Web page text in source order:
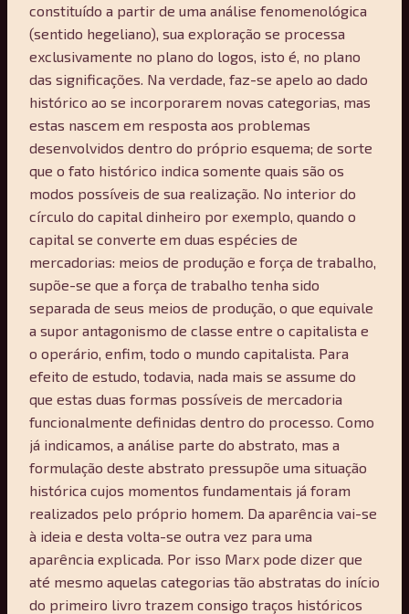
constituído a partir de uma análise fenomenológica
(sentido hegeliano), sua exploração se processa
exclusivamente no plano do logos, isto é, no plano
das significações. Na verdade, faz-se apelo ao dado
histórico ao se incorporarem novas categorias, mas
estas nascem em resposta aos problemas
desenvolvidos dentro do próprio esquema; de sorte
que o fato histórico indica somente quais são os
modos possíveis de sua realização. No interior do
círculo do capital dinheiro por exemplo, quando o
capital se converte em duas espécies de
mercadorias: meios de produção e força de trabalho,
supõe-se que a força de trabalho tenha sido
separada de seus meios de produção, o que equivale
a supor antagonismo de classe entre o capitalista e
o operário, enfim, todo o mundo capitalista. Para
efeito de estudo, todavia, nada mais se assume do
que estas duas formas possíveis de mercadoria
funcionalmente definidas dentro do processo. Como
já indicamos, a análise parte do abstrato, mas a
formulação deste abstrato pressupõe uma situação
histórica cujos momentos fundamentais já foram
realizados pelo próprio homem. Da aparência vai-se
à ideia e desta volta-se outra vez para uma
aparência explicada. Por isso Marx pode dizer que
até mesmo aquelas categorias tão abstratas do início
do primeiro livro trazem consigo traços históricos